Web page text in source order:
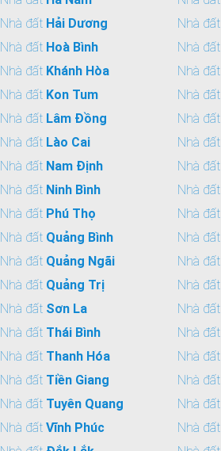
Nhà đất Hải Dương Nhà đất
Nhà đất Hoà Bình Nhà đất
Nhà đất Khánh Hòa Nhà đất
Nhà đất Kon Tum Nhà đất
Nhà đất Lâm Đồng Nhà đất
Nhà đất Lào Cai Nhà đất
Nhà đất Nam Định Nhà đất
Nhà đất Ninh Bình Nhà đất
Nhà đất Phú Thọ Nhà đất
Nhà đất Quảng Bình Nhà đất
Nhà đất Quảng Ngãi Nhà đất
Nhà đất Quảng Trị Nhà đất
Nhà đất Sơn La Nhà đất
Nhà đất Thái Bình Nhà đất
Nhà đất Thanh Hóa Nhà đất
Nhà đất Tiền Giang Nhà đất
Nhà đất Tuyên Quang Nhà đất
Nhà đất Vĩnh Phúc Nhà đất